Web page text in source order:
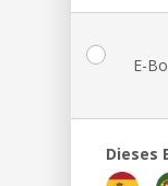
E-
Dieses